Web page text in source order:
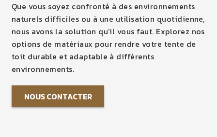
Que vous soyez confronté à des environnements
naturels difficiles ou à une utilisation quotidienne,
nous avons la solution qu'il vous faut. Explorez nos
options de matériaux pour rendre votre tente de
toit durable et adaptable à différents
environnements.
NOUS CONTACTER